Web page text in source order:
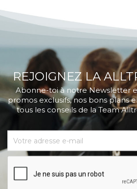
REJOIGNEZ LA
Abonne-toi à notre Newsletter
promos exclusifs, nos bons plans
tous les conseils de la Team